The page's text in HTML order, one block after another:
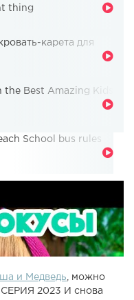
thing
карета для
the Best Amazing Kids
School bus rules
и Медведь , можно
2023 И снова